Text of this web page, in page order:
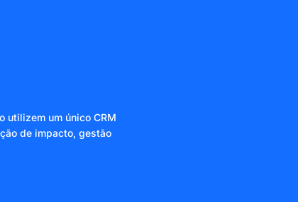
utilizem um único CRM
de impacto, gestão